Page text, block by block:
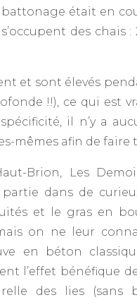
était en
des chais
et sont élevés
!!), ce qui est
il n’y a
mêmes afin de faire
Brion, Les
dans de
et le gras en
on ne leur
en béton
l’effet bénéfique
des lies (sans